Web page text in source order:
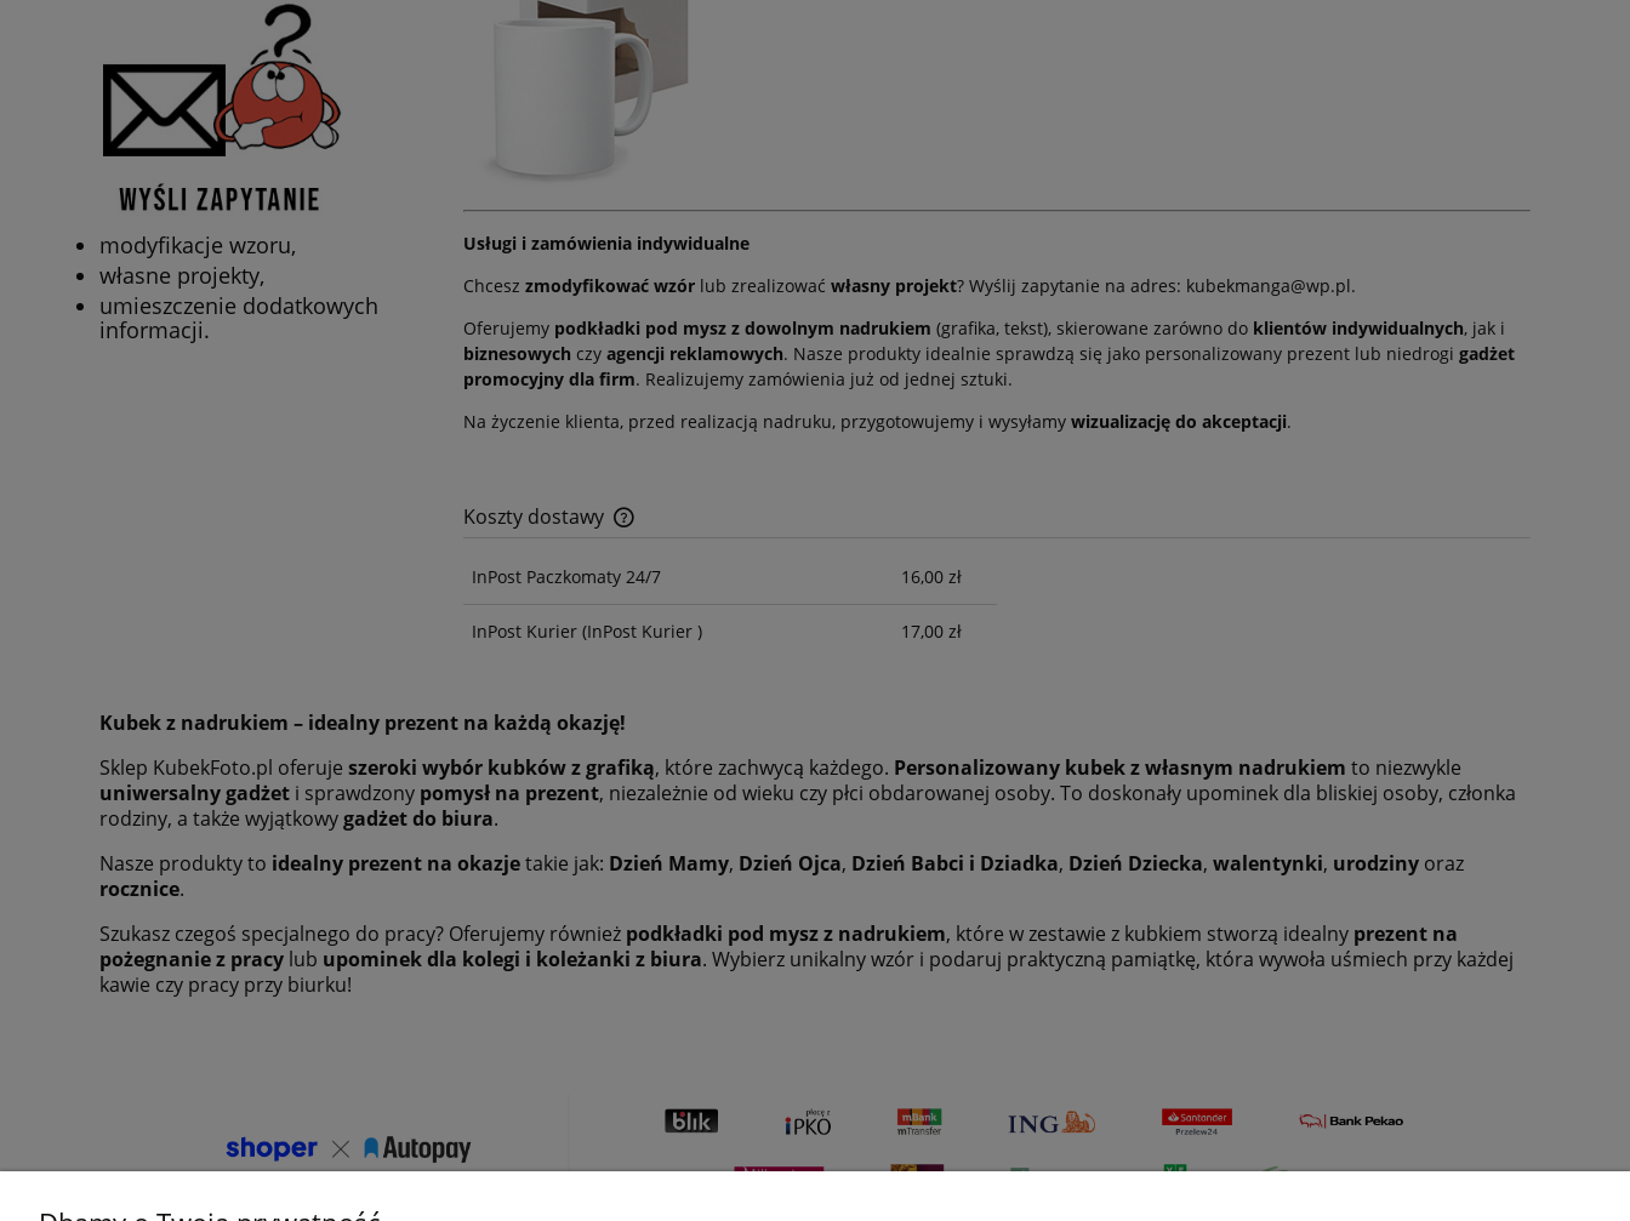
modyfikacje wzoru,
własne projekty,
umieszczenie dodatkowych
informacji.
Usługi i zamówienia indywidualne
Chcesz zmodyfikować wzór lub zrealizować własny projekt? Wyślij zapytanie na adres: kubekmanga@wp.pl.
Oferujemy podkładki pod mysz z dowolnym nadrukiem (grafika, tekst), skierowane zarówno do klientów indywidualnych, jak i
biznesowych czy agencji reklamowych. Nasze produkty idealnie sprawdzą się jako personalizowany prezent lub niedrogi gadżet
promocyjny dla firm. Realizujemy zamówienia już od jednej sztuki.
Na życzenie klienta, przed realizacją nadruku, przygotowujemy i wysyłamy wizualizację do akceptacji.
Koszty dostawy
Cena nie zawiera ewentualnych kosztów
InPost Paczkomaty 24/7 16,00 zł
InPost Kurier(InPost Kurier ) 17,00 zł
Kubek z nadrukiem – idealny prezent na każdą okazję!
Sklep KubekFoto.pl oferuje szeroki wybór kubków z grafiką, które zachwycą każdego. Personalizowany kubek z własnym nadrukiem to niezwykle
uniwersalny gadżet i sprawdzony pomysł na prezent, niezależnie od wieku czy płci obdarowanej osoby. To doskonały upominek dla bliskiej osoby, członka
rodziny, a także wyjątkowygadżet do biura.
Nasze produkty to idealny prezent na okazjetakie jak: Dzień Mamy, Dzień Ojca, Dzień Babci i Dziadka, Dzień Dziecka, walentynki, urodziny oraz
rocznice.
Szukasz czegoś specjalnego do pracy? Oferujemy również podkładki pod mysz z nadrukiem, które w zestawie z kubkiem stworzą idealny prezent na
pożegnanie z pracy lub upominek dla kolegi i koleżanki z biura. Wybierz unikalny wzór i podaruj praktyczną pamiątkę, która wywoła uśmiech przy każdej
kawie czy pracy przy biurku!